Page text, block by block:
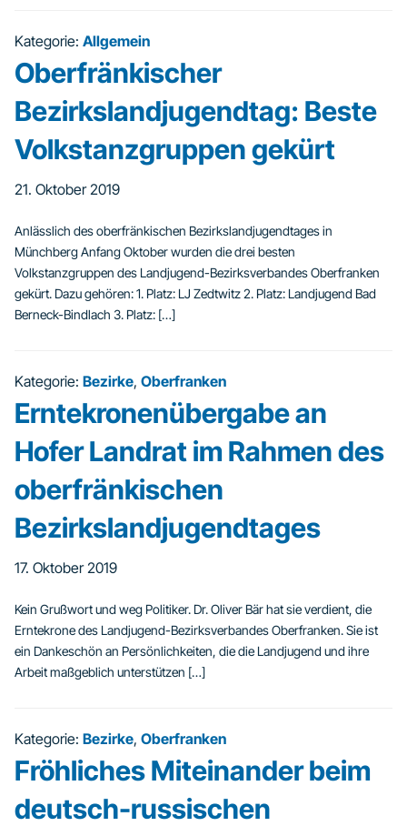
Kategorie: Allgemein
Oberfränkischer
Bezirkslandjugendtag: Beste
Volkstanzgruppen gekürt
21. Oktober 2019
Anlässlich des oberfränkischen Bezirkslandjugendtages in
Münchberg Anfang Oktober wurden die drei besten
Volkstanzgruppen des Landjugend-Bezirksverbandes Oberfranken
gekürt. Dazu gehören: 1. Platz: LJ Zedtwitz 2. Platz: Landjugend Bad
Berneck-Bindlach 3. Platz: […]
Kategorie: Bezirke, Oberfranken
Erntekronenübergabe an
Hofer Landrat im Rahmen des
oberfränkischen
Bezirkslandjugendtages
17. Oktober 2019
Kein Grußwort und weg Politiker. Dr. Oliver Bär hat sie verdient, die
Erntekrone des Landjugend-Bezirksverbandes Oberfranken. Sie ist
ein Dankeschön an Persönlichkeiten, die die Landjugend und ihre
Arbeit maßgeblich unterstützen […]
Kategorie: Bezirke, Oberfranken
Fröhliches Miteinander beim
deutsch-russischen